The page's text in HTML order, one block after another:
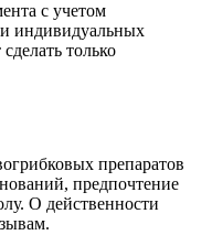
с учетом
и индивидуальных
только
препаратов
предпочтение
О действенности